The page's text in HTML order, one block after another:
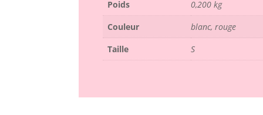
Poids
0,200 kg
Couleur
blanc, rouge
Taille
S